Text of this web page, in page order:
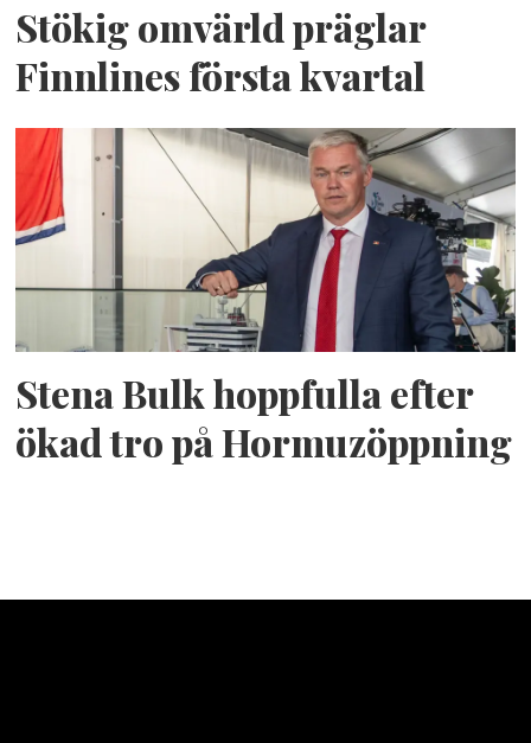
Stökig omvärld präglar
Finnlines första kvartal
Stena Bulk hoppfulla efter
ökad tro på Hormuzöppning